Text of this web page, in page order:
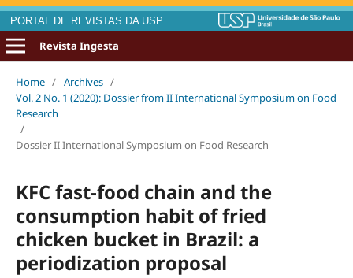
PORTAL DE REVISTAS DA USP
Revista Ingesta
Home / Archives /
Vol. 2 No. 1 (2020): Dossier from II International Symposium on Food
Research
/
Dossier II International Symposium on Food Research
KFC fast-food chain and the
consumption habit of fried
chicken bucket in Brazil: a
periodization proposal